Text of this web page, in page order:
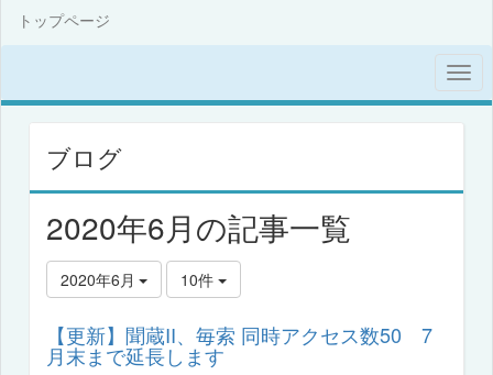
トップページ
ブログ
2020年6月の記事一覧
2020年6月 10件
【更新】聞蔵II、毎索 同時アクセス数50 7
月末まで延長します